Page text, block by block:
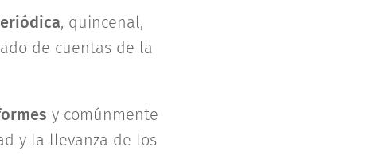
, quincenal,
de cuentas de la
y comúnmente
y la llevanza de los